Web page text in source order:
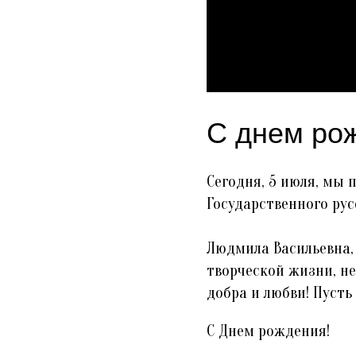
С днем
Сегодня, 5 июля, мы
Государственного
Людмила
творческой жизни,
добра и любви!
С Днем рождения!